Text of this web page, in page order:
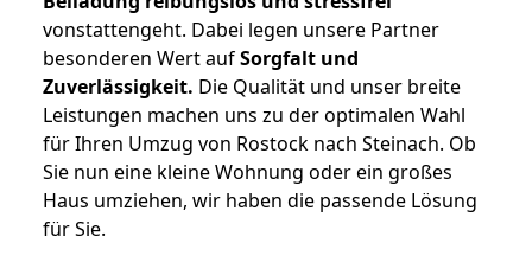
vonstattengeht. Dabei legen unsere Partner
besonderen Wert aufSorgfalt und
Zuverlässigkeit. Die Qualität und unser breite
Leistungen machen uns zu der optimalen Wahl
für Ihren Umzug von Rostock nach Steinach. Ob
Sie nun eine kleine Wohnung oder ein großes
Haus umziehen, wir haben die passende Lösung
für Sie.